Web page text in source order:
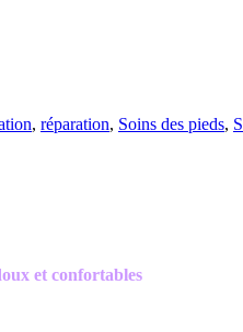
, réparation, Soins des pieds,
et confortables